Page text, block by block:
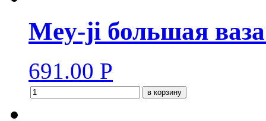
Mey-ji большая
691.00 Р
в корзину